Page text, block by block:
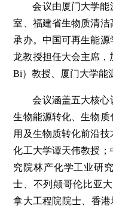
会议由厦门大学
室、福建省生物质清
承办。中国可再生能
龙教授担任大会主席，
Bi）教授、厦门大学能
会议涵盖五大核
生物能源转化、生物质
用及生物质转化前沿
化工大学谭天伟教授
究院林产化学工业研
士、不列颠哥伦比亚
拿大工程院院士、香港